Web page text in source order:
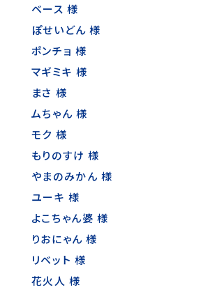
ベース 様
ぽせいどん 様
ポンチョ 様
マギミキ 様
まさ 様
ムちゃん 様
モク 様
もりのすけ 様
やまのみかん 様
ユーキ 様
よこちゃん婆 様
りおにゃん 様
リベット 様
花火人 様